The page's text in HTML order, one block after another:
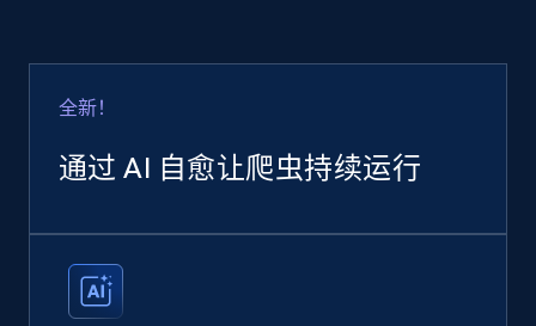
全新！
通过 AI 自愈让爬虫持续运行